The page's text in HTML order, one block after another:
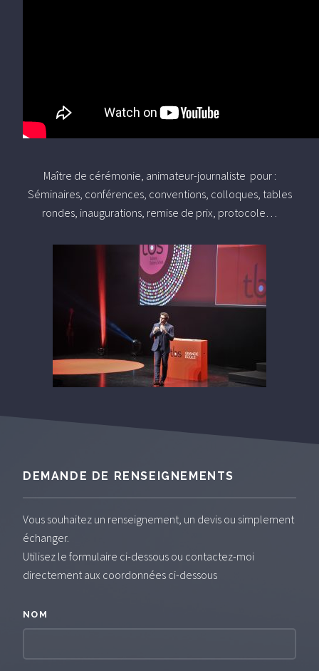
Maître de cérémonie, animateur-journaliste pour :
Séminaires, conférences, conventions, colloques, tables
rondes, inaugurations, remise de prix, protocole…
DEMANDE DE RENSEIGNEMENTS
Vous souhaitez un renseignement, un devis ou simplement
échanger.
Utilisez le formulaire ci-dessous ou contactez-moi
directement aux coordonnées ci-dessous
NOM